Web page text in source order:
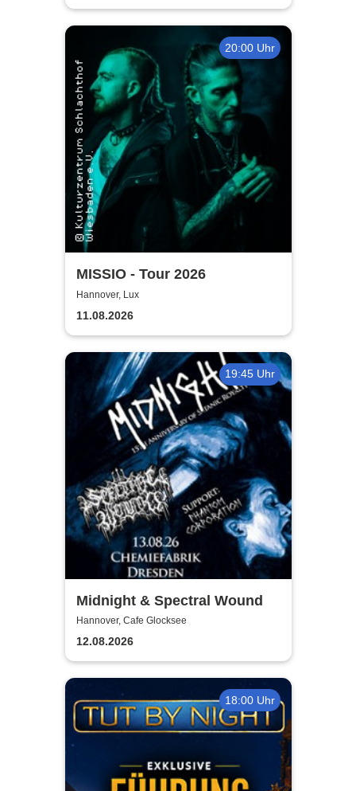
20:00 Uhr
MISSIO - Tour 2026
Hannover, Lux
11.08.2026
19:45 Uhr
Midnight & Spectral Wound
Hannover, Cafe Glocksee
12.08.2026
18:00 Uhr